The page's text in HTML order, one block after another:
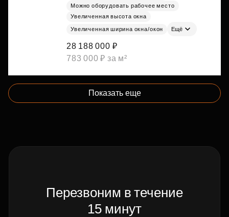
Можно оборудовать рабочее место
Увеличенная высота окна
Увеличенная ширина окна/окон Ещё
28 188 000 ₽
783 000 ₽ за м²
Показать еще
Перезвоним в течение
15 минут